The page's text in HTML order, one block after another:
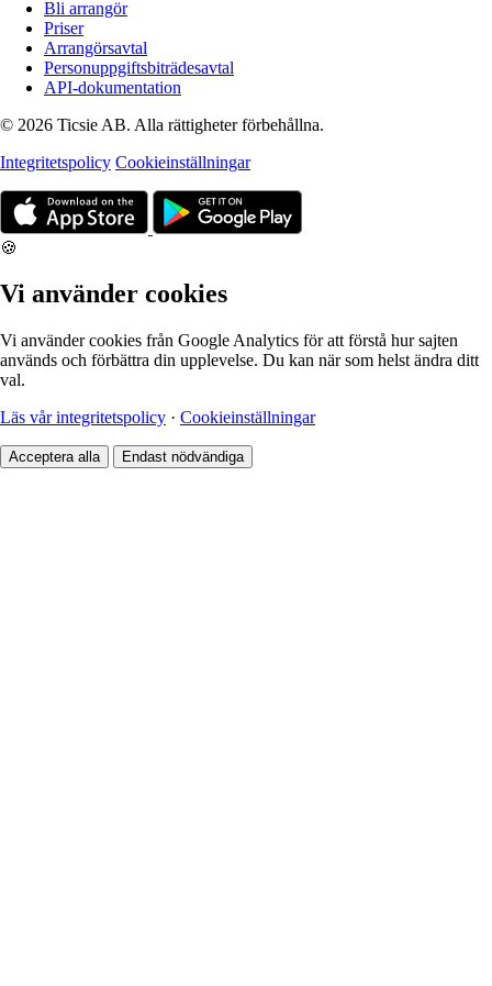
Bli arrangör
Priser
Arrangörsavtal
Personuppgiftsbiträdesavtal
API-dokumentation
© 2026 Ticsie AB. Alla rättigheter förbehållna.
Integritetspolicy Cookieinställningar
🍪
Vi använder cookies
Vi använder cookies från Google Analytics för att förstå hur sajten
används och förbättra din upplevelse. Du kan när som helst ändra ditt
val.
Läs vår integritetspolicy · Cookieinställningar
Acceptera alla Endast nödvändiga